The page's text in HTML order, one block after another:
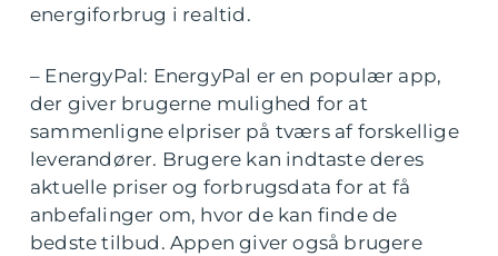
energiforbrug i realtid.
– EnergyPal: EnergyPal er en populær app,
der giver brugerne mulighed for at
sammenligne elpriser på tværs af forskellige
leverandører. Brugere kan indtaste deres
aktuelle priser og forbrugsdata for at få
anbefalinger om, hvor de kan finde de
bedste tilbud. Appen giver også brugere